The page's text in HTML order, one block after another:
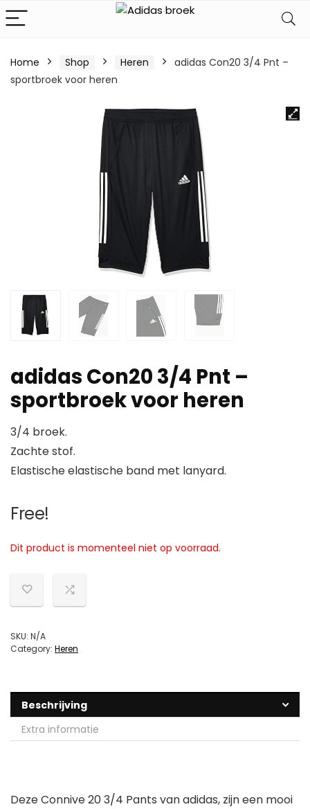
Home Shop Heren
adidas Con20 3/4 Pnt –
sportbroek voor heren
adidas Con20 3/4 Pnt –
sportbroek voor heren
3/4 broek.
Zachte stof.
Elastische elastische band met lanyard.
Free!
Dit product is momenteel niet op voorraad.
SKU: N/A
Category: Heren
Beschrijving
Extra informatie
Deze Connive 20 3/4 Pants van adidas, zijn een mooi